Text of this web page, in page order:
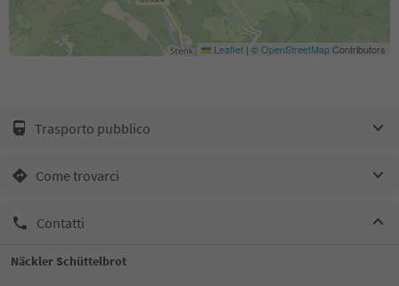
Leaflet | ©OpenStreetMapContributors
Trasporto pubblico
Come trovarci
Contatti
Näckler Schüttelbrot